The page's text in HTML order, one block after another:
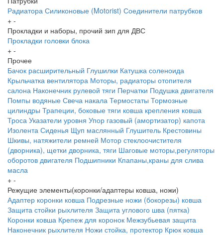
Радиатора Силиконовые (Motorist) Соединители патрубков
+ -
Прокладки и наборы, прочий зип для ДВС
Прокладки головки блока
+ -
Прочее
Бачок расширительный Глушилки Катушка соленоида
Крыльчатка вентилятора Моторы, радиаторы отопителя
салона Наконечник рулевой тяги Перчатки Подушка двигателя
Помпы водяные Свеча накала Термостаты Тормозные
цилиндры Трапеции, боковые тяги ковша крепления ковша
Троса Указатели уровня Упор газовый (амортизатор) капота
Изолента Сиденья Щуп маслянный Глушитель Крестовины
Шкивы, натяжители ремней Мотор стеклоочистителя
(дворника), щетки дворника, тяги Шаговые моторы,регуляторы
оборотов двигателя Подшипники Кпапаны,краны для слива
масла
+ -
Режущие элементы(коронки/адаптеры ковша, ножи)
Адаптер коронки ковша Подрезные ножи (бокорезы) ковша
Защита стойки рыхлителя Защита углового шва (пятка)
Коронки ковша Крепеж для коронок Межзубьевая защита
Наконечник рыхлителя Ножи стойка, протектор Крюк ковша